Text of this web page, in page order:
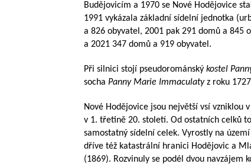
Budějovicím a 1970 se Nové Hodějovice
1991 vykázala základní sídelní jednotka
a 826 obyvatel, 2001 pak 291 domů a 845
a 2021 347 domů a 919 obyvatel.
Při silnici stojí pseudorománský kostel
socha Panny Marie Immaculatyz roku
Nové Hodějovice jsou největší vsí vzniklou
v 1. třetině 20. století. Od ostatních celků
samostatný sídelní celek. Vyrostly na
dříve též katastrální hranici Hodějovic a
(1869). Rozvinuly se podél dvou navzájem